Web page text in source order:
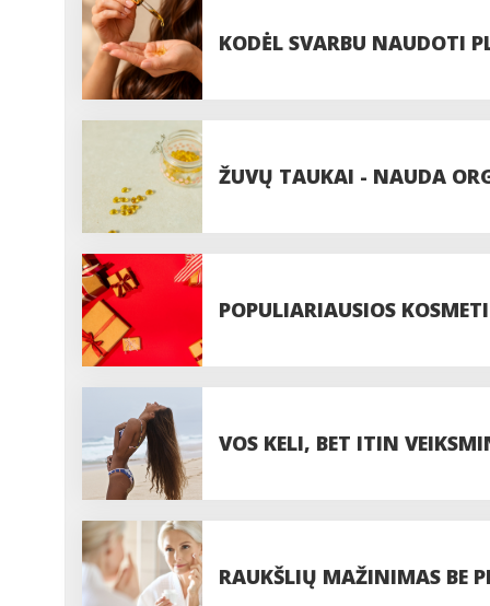
KODĖL SVARBU NAUDOTI
ŽUVŲ TAUKAI - NAUDA
POPULIARIAUSIOS
VOS KELI, BET ITIN
RAUKŠLIŲ MAŽINIMAS BE